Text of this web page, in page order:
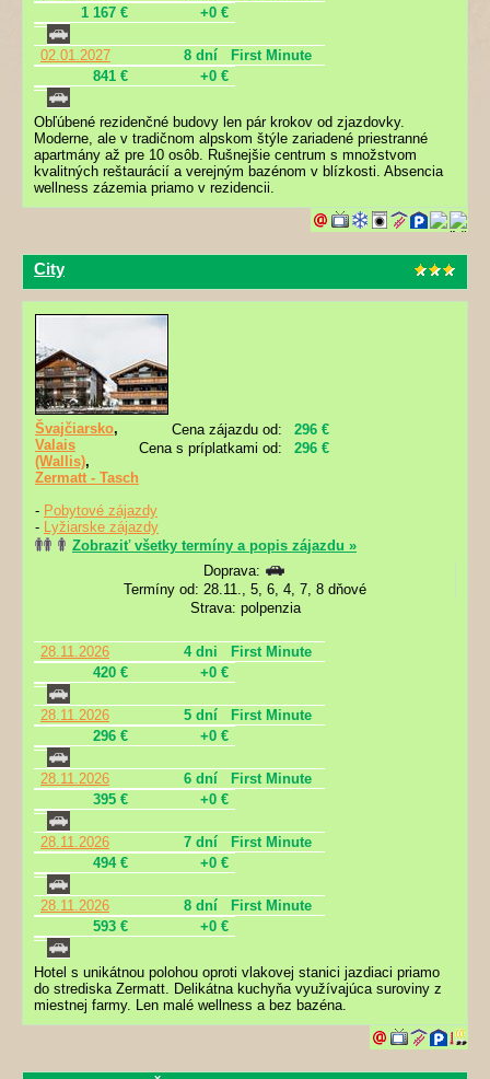
1 167 €
+0 €
02.01.2027 8 dní
First Minute
841 €
+0 €
Obľúbené rezidenčné budovy len pár krokov od zjazdovky.
Moderne, ale v tradičnom alpskom štýle zariadené priestranné
apartmány až pre 10 osôb. Rušnejšie centrum s množstvom
kvalitných reštaurácií a verejným bazénom v blízkosti. Absencia
wellness zázemia priamo v rezidencii.
City
Cena zájazdu od:
296 €
Cena s príplatkami od:
296 €
Švajčiarsko,
Valais
(Wallis),
Zermatt - Tasch
- Pobytové zájazdy
- Lyžiarske zájazdy
Zobraziť všetky termíny a popis zájazdu »
Doprava:
Termíny od: 28.11., 5, 6, 4, 7, 8 dňové
Strava: polpenzia
28.11.2026 4 dni
First Minute
420 €
+0 €
28.11.2026 5 dní
First Minute
296 €
+0 €
28.11.2026 6 dní
First Minute
395 €
+0 €
28.11.2026 7 dní
First Minute
494 €
+0 €
28.11.2026 8 dní
First Minute
593 €
+0 €
Hotel s unikátnou polohou oproti vlakovej stanici jazdiaci priamo
do strediska Zermatt. Delikátna kuchyňa využívajúca suroviny z
miestnej farmy. Len malé wellness a bez bazéna.